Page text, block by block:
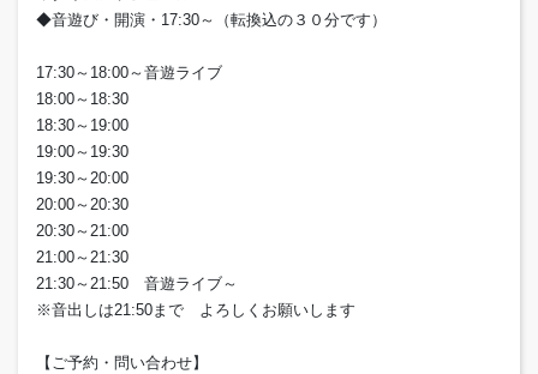
◆音遊び・開演・17:30～（転換込の３０分です）
17:30～18:00～音遊ライブ
18:00～18:30
18:30～19:00
19:00～19:30
19:30～20:00
20:00～20:30
20:30～21:00
21:00～21:30
21:30～21:50 音遊ライブ～
※音出しは21:50まで よろしくお願いします
【ご予約・問い合わせ】